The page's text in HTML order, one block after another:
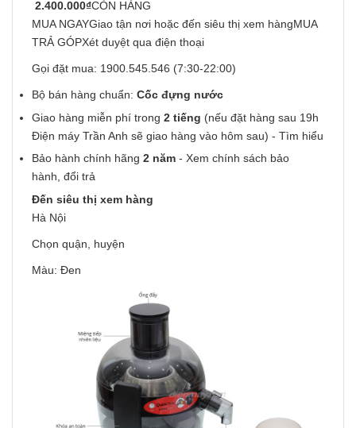
2.400.000₫CÒN HÀNG
MUA NGAYGiao tận nơi hoặc đến siêu thị xem hàngMUA
TRẢ GÓPXét duyệt qua điện thoại
Gọi đặt mua: 1900.545.546 (7:30-22:00)
Bộ bán hàng chuẩn: Cốc đựng nước
Giao hàng miễn phí trong 2 tiếng (nếu đặt hàng sau 19h
Điện máy Trần Anh sẽ giao hàng vào hôm sau) - Tìm hiểu
Bảo hành chính hãng 2 năm - Xem chính sách bảo
hành, đổi trả
Đến siêu thị xem hàng
Hà Nội
Chọn quận, huyện
Màu: Đen